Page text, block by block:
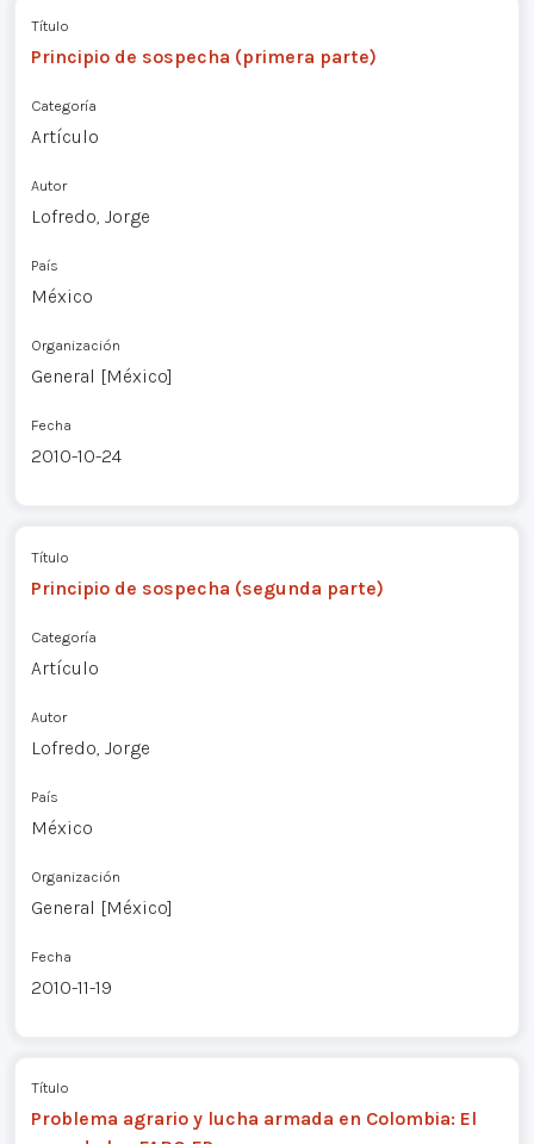
Título
Principio de sospecha (primera parte)
Categoría
Artículo
Autor
Lofredo, Jorge
País
México
Organización
General [México]
Fecha
2010-10-24
Título
Principio de sospecha (segunda parte)
Categoría
Artículo
Autor
Lofredo, Jorge
País
México
Organización
General [México]
Fecha
2010-11-19
Título
Problema agrario y lucha armada en Colombia: El